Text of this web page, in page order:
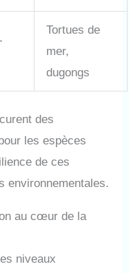
Tortues de
mer,
dugongs
des
les espèces
de ces
environnementales.
au cœur de la
niveaux